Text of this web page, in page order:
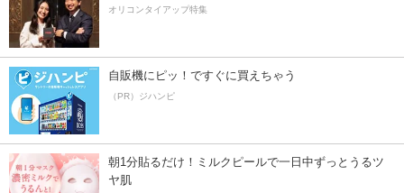
オリコンタイアップ特集
自販機にピッ！ですぐに買えちゃう
（PR）ジハンピ
朝1分貼るだけ！ミルクピールで一日中ずっとうるツ
ヤ肌